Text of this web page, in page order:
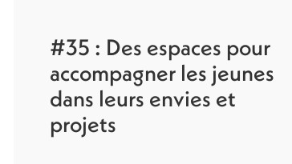
#35 : Des espaces pour
accompagner les jeunes
dans leurs envies et
projets